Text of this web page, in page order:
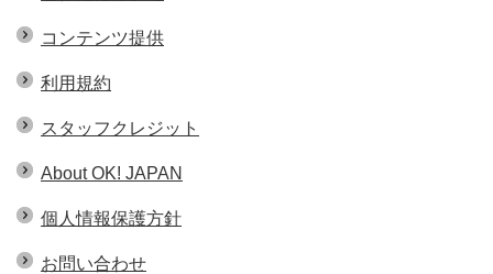
コンテンツ提供
利用規約
スタッフクレジット
About OK! JAPAN
個人情報保護方針
お問い合わせ